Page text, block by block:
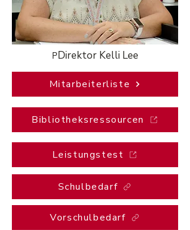
PDirektor ​Kelli Lee
Mitarbeiterliste
Bibliotheksressourcen
Leistungstest
Schulbedarf
Vorschulbedarf